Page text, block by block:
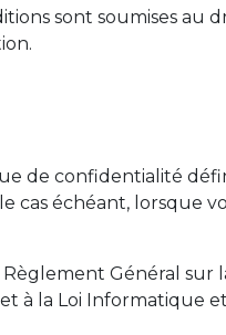
sont soumises au
de confidentialité
cas échéant, lorsque
Général sur
et à la Loi Informatique